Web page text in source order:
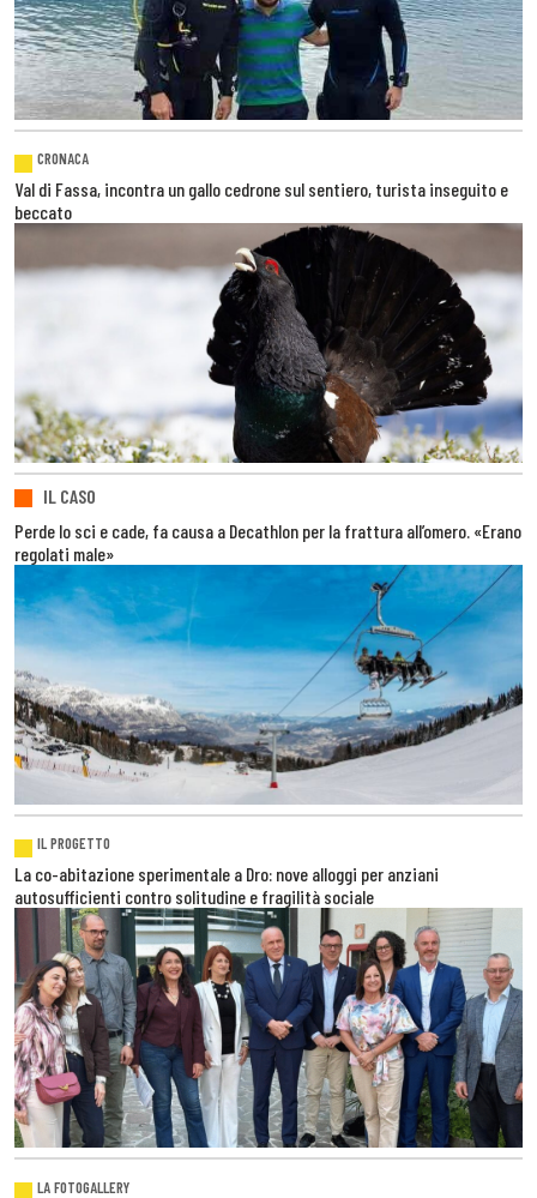
CRONACA
Val di Fassa, incontra un gallo cedrone sul sentiero, turista inseguito e
beccato
IL CASO
Perde lo sci e cade, fa causa a Decathlon per la frattura all’omero. «Erano
regolati male»
IL PROGETTO
La co-abitazione sperimentale a Dro: nove alloggi per anziani
autosufficienti contro solitudine e fragilità sociale
LA FOTOGALLERY